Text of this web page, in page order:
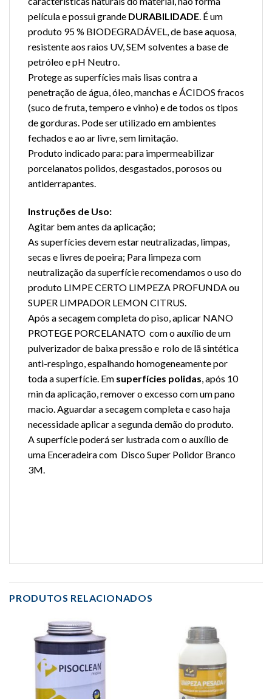
película e possui grande DURABILIDADE. É um
produto 95 % BIODEGRADÁVEL, de base aquosa,
resistente aos raios UV, SEM solventes a base de
petróleo e pH Neutro.
Protege as superfícies mais lisas contra a
penetração de água, óleo, manchas e ÁCIDOS fracos
(suco de fruta, tempero e vinho) e de todos os tipos
de gorduras. Pode ser utilizado em ambientes
fechados e ao ar livre, sem limitação.
Produto indicado para: para impermeabilizar
porcelanatos polidos, desgastados, porosos ou
antiderrapantes.
Instruções de Uso:
Agitar bem antes da aplicação;
As superfícies devem estar neutralizadas, limpas,
secas e livres de poeira; Para limpeza com
neutralização da superfície recomendamos o uso do
produto LIMPE CERTO LIMPEZA PROFUNDA ou
SUPER LIMPADOR LEMON CITRUS.
Após a secagem completa do piso, aplicar NANO
PROTEGE PORCELANATO com o auxílio de um
pulverizador de baixa pressão e rolo de lã sintética
anti-respingo, espalhando homogeneamente por
toda a superfície. Em superfícies polidas , após 10
min da aplicação, remover o excesso com um pano
macio. Aguardar a secagem completa e caso haja
necessidade aplicar a segunda demão do produto.
A superfície poderá ser lustrada com o auxílio de
uma Enceradeira com Disco Super Polidor Branco
3M.
PRODUTOS RELACIONADOS